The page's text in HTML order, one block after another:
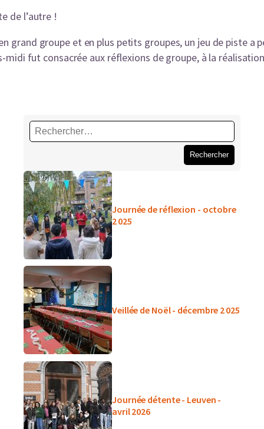
de l’autre !
grand groupe et en plus petits groupes, un jeu de piste a
midi fut consacrée aux réflexions de groupe, à la
Rechercher :
Journée de réflexion - octobre
2 025
Veillée de Noël - décembre 2 025
Journée détente - Leuven -
avril 2026